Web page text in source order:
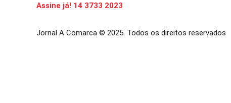
Assine já! 14 3733 2023
Jornal A Comarca © 2025. Todos os direitos reservados